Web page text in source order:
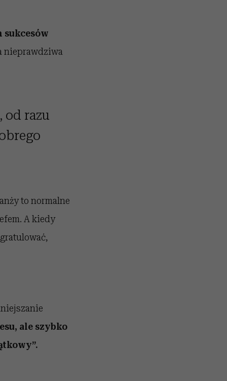
sukcesów
nieprawdziwa
od razu
to normalne
A kiedy
ale szybko